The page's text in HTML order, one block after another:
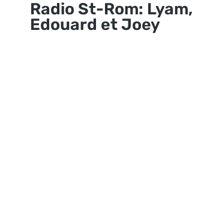
Radio St-Rom: Lyam,
Edouard et Joey